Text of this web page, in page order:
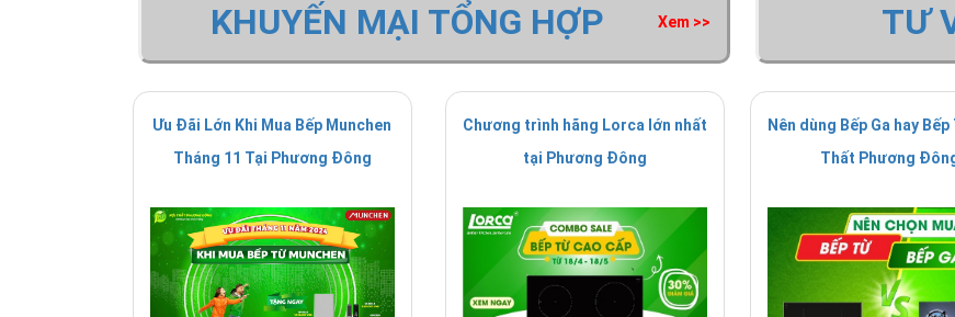
KHUYẾN MẠI TỔNG HỢP Xem >>
Ưu Đãi Lớn Khi Mua Bếp Munchen
Tháng 11 Tại Phương Đông
Chương trình hãng Lorca lớn nhất
tại Phương Đông
TƯ
Nên dùng Bếp Ga hay
Thất Phương